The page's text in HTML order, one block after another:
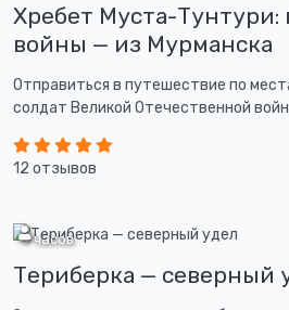
Хребет Муста-Тунтури:
войны — из Мурманска
Отправиться в путешествие по
солдат Великой Отечественной
12 отзывов
9 часов
Териберка — северный